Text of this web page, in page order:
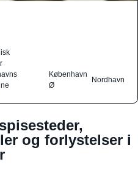
København
Ø
Nordhavn
og forlystelser i